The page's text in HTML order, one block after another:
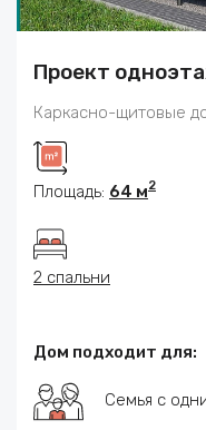
Проект
Каркасно-щитовые
Площадь: 64 м2
2 спальни
Дом подходит для:
Семья с